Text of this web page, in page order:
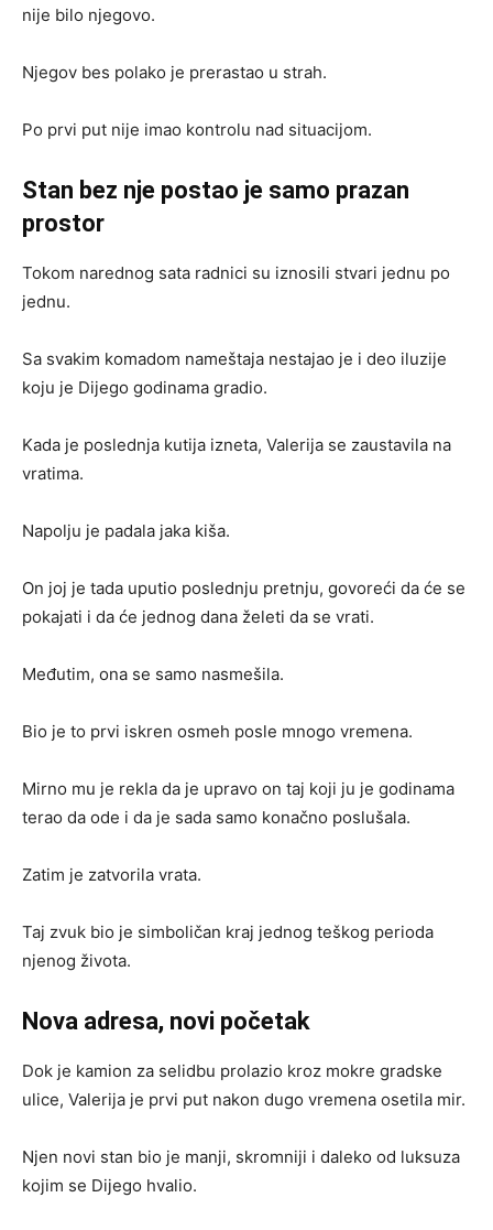
nije bilo njegovo.
Njegov bes polako je prerastao u strah.
Po prvi put nije imao kontrolu nad situacijom.
Stan bez nje postao je samo prazan
prostor
Tokom narednog sata radnici su iznosili stvari jednu po
jednu.
Sa svakim komadom nameštaja nestajao je i deo iluzije
koju je Dijego godinama gradio.
Kada je poslednja kutija izneta, Valerija se zaustavila na
vratima.
Napolju je padala jaka kiša.
On joj je tada uputio poslednju pretnju, govoreći da će se
pokajati i da će jednog dana želeti da se vrati.
Međutim, ona se samo nasmešila.
Bio je to prvi iskren osmeh posle mnogo vremena.
Mirno mu je rekla da je upravo on taj koji ju je godinama
terao da ode i da je sada samo konačno poslušala.
Zatim je zatvorila vrata.
Taj zvuk bio je simboličan kraj jednog teškog perioda
njenog života.
Nova adresa, novi početak
Dok je kamion za selidbu prolazio kroz mokre gradske
ulice, Valerija je prvi put nakon dugo vremena osetila mir.
Njen novi stan bio je manji, skromniji i daleko od luksuza
kojim se Dijego hvalio.